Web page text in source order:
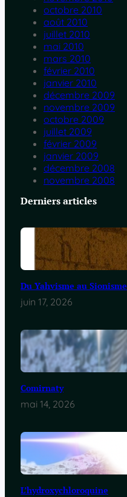
octobre 2010
août 2010
juillet 2010
mai 2010
mars 2010
février 2010
janvier 2010
décembre 2009
novembre 2009
octobre 2009
juillet 2009
février 2009
janvier 2009
décembre 2008
novembre 2008
Derniers articles
Du Yahvisme au Sionisme
juin 17, 2026
Comirnaty
mai 14, 2026
L’hydroxychloroquine